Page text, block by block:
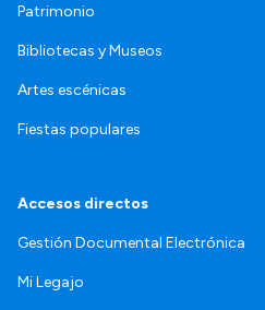
Patrimonio
Bibliotecas y Museos
Artes escénicas
Fiestas populares
Accesos directos
Gestión Documental Electrónica
Mi Legajo